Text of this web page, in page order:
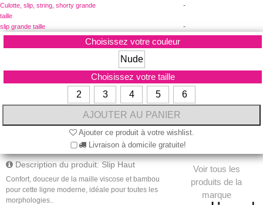
-
Culotte, slip, string, shorty grande
taille
-
slip grande taille
Choisissez votre couleur
Nude
Choisissez votre taille
2
3 4 5 6
Ajouter ce produit à votre wishlist.
Livraison à domicile gratuite!
Voir tous les
produits de la
marque
Description du produit: Slip Haut
Confort, douceur de la maille viscose et bambou
pour cette ligne moderne, idéale pour toutes les
morphologies..